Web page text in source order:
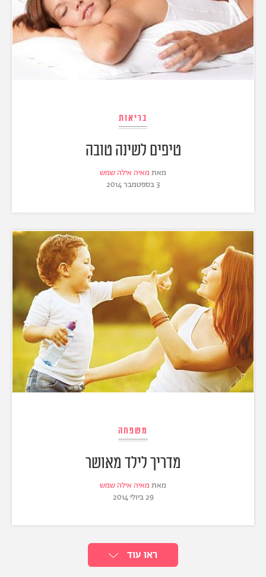
בריאות
טיפים לשינה טובה
מאת מאיה אילה שמש
3 בספטמבר 2014
משפחה
מדריך לילד מאושר
מאת מאיה אילה שמש
29 ביולי 2014
ראו עוד